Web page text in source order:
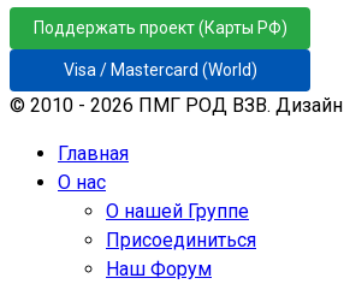
Поддержать проект (Карты РФ)
Visa / Mastercard (World)
© 2010 - 2026 ПМГ РОД ВЗВ. Дизайн
Главная
О нас
О нашей Группе
Присоединиться
Наш Форум